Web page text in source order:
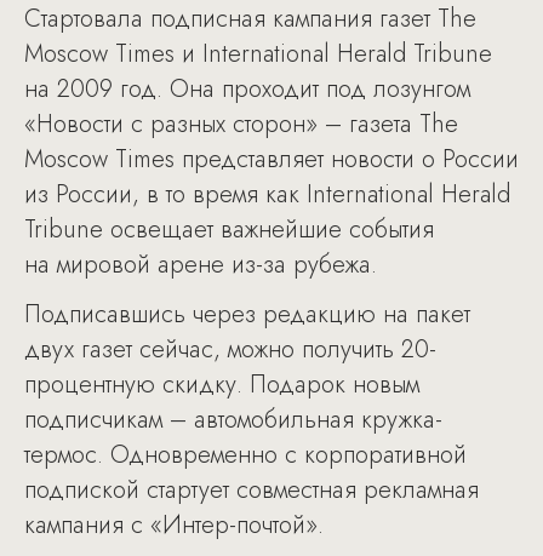
Стартовала подписная кампания газет The
Moscow Times и International Herald Tribune
на 2009 год. Она проходит под лозунгом
«Новости с разных сторон» – газета The
Moscow Times представляет новости о России
из России, в то время как International Herald
Tribune освещает важнейшие события
на мировой арене из-за рубежа.
Подписавшись через редакцию на пакет
двух газет сейчас, можно получить 20-
процентную скидку. Подарок новым
подписчикам – автомобильная кружка-
термос. Одновременно с корпоративной
подпиской стартует совместная рекламная
кампания с «Интер-почтой».